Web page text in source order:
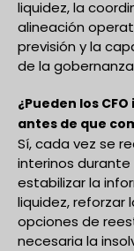
liquidez, la
alineación
previsión y la
de la
¿Pueden los
antes de que
Sí, cada vez se
interinos
estabilizar la
liquidez, reforzar
opciones de
necesaria la